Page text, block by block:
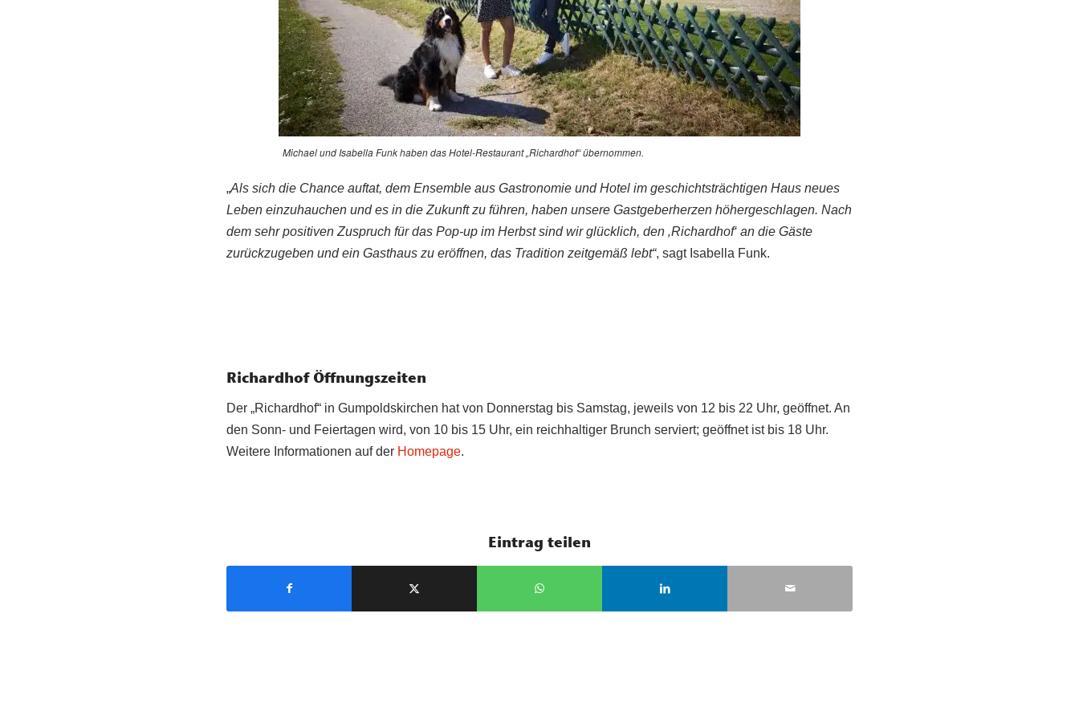
Michael und Isabella Funk haben das Hotel-Restaurant „Richardhof“ übernommen.
„Als sich die Chance auftat, dem Ensemble aus Gastronomie und Hotel im geschichtsträchtigen Haus neues
Leben einzuhauchen und es in die Zukunft zu führen, haben unsere Gastgeberherzen höhergeschlagen. Nach
dem sehr positiven Zuspruch für das Pop-up im Herbst sind wir glücklich, den ‚Richardhof‘ an die Gäste
zurückzugeben und ein Gasthaus zu eröffnen, das Tradition zeitgemäß lebt“, sagt Isabella Funk.
Richardhof Öffnungszeiten
Der „Richardhof“ in Gumpoldskirchen hat von Donnerstag bis Samstag, jeweils von 12 bis 22 Uhr, geöffnet. An
den Sonn- und Feiertagen wird, von 10 bis 15 Uhr, ein reichhaltiger Brunch serviert; geöffnet ist bis 18 Uhr.
Weitere Informationen auf der Homepage.
Eintrag teilen